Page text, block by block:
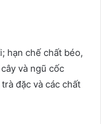
hạn chế chất béo,
và ngũ cốc
đặc và các chất